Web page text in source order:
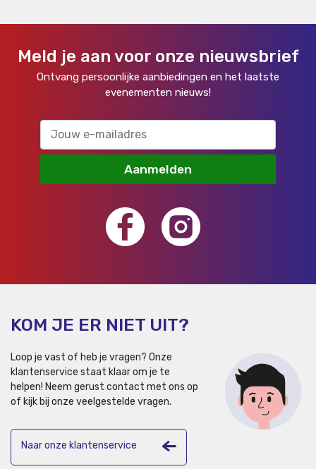
Meld je aan voor onze nieuwsbrief
Ontvang persoonlijke aanbiedingen en het laatste
evenementen nieuws!
Aanmelden
KOM JE ER NIET UIT?
Loop je vast of heb je vragen? Onze
klantenservice staat klaar om je te
helpen! Neem gerust contact met ons op
of kijk bij onze veelgestelde vragen.
Naar onze klantenservice